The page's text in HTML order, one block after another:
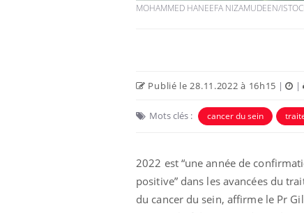
MOHAMMED HANEEFA NIZAMUDEEN/
Publié le 28.11.2022 à 16h15 | |
Mots clés : cancer du sein
2022 est “une année de
positive” dans les avancées du
du cancer du sein, affirme le Pr
Fatigue, irritabilité, brouillard mental ou
même alopécie… Les symptômes de la
carence en fer sont multiples ce qui la rend